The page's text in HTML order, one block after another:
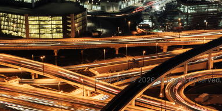
STOP Inc. © 2026 All Rights Reserved.